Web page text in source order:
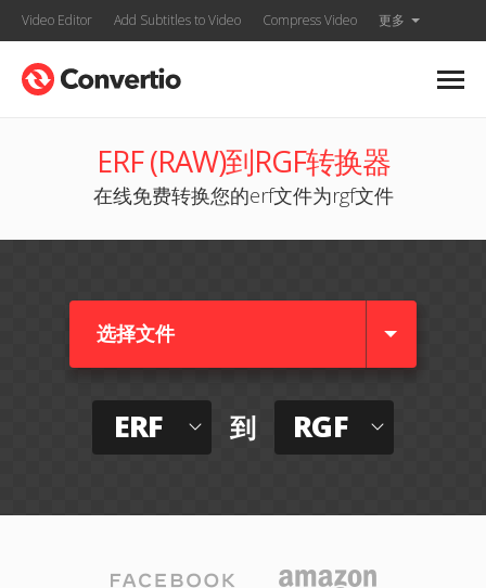
Video Editor Add Subtitles to Video Compress Video 更多
ERF (RAW)到RGF转换器
在线免费转换您的erf文件为rgf文件
选择文件
ERF 到 RGF